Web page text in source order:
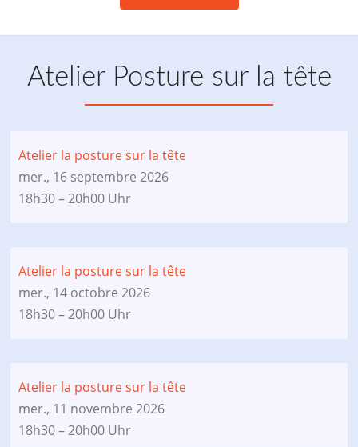
Atelier Posture sur la tête
Atelier la posture sur la tête
mer., 16 septembre 2026
18h30 – 20h00 Uhr
Atelier la posture sur la tête
mer., 14 octobre 2026
18h30 – 20h00 Uhr
Atelier la posture sur la tête
mer., 11 novembre 2026
18h30 – 20h00 Uhr